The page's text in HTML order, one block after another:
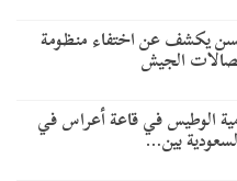
يكشف عن اختفاء منظومة
الجيش
الوطيس في قاعة أعراس في
بين…